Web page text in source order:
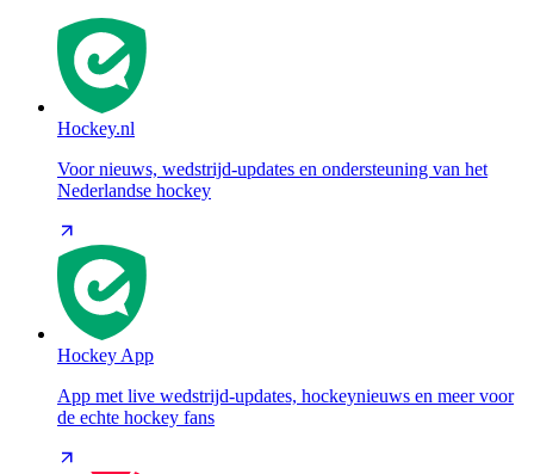
Hockey.nl
Voor nieuws, wedstrijd-updates en ondersteuning van het
Nederlandse hockey
Hockey App
App met live wedstrijd-updates, hockeynieuws en meer voor
de echte hockey fans